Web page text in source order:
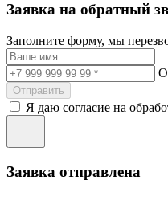
Заявка на обратный
Заполните форму, мы
Отправить
Я даю согласие на
Заявка отправлена